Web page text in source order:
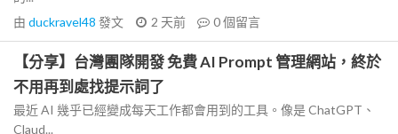
由 duckravel48 發文 2 天前 0個留言
【分享】台灣團隊開發 免費 AI Prompt 管理網站，終於
不用再到處找提示詞了
最近 AI 幾乎已經變成每天工作都會用到的工具。像是 ChatGPT、
Claud...